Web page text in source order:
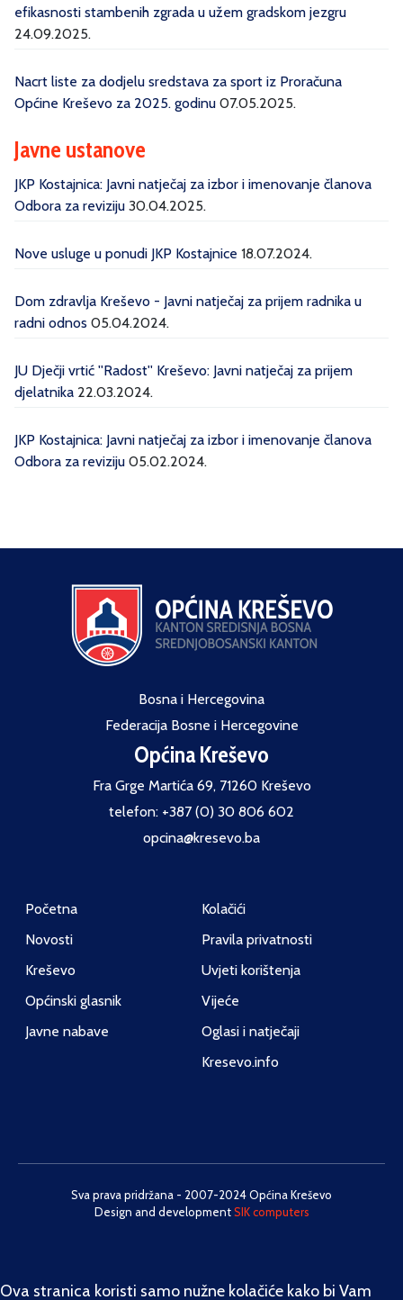
efikasnosti stambenih zgrada u užem gradskom jezgru
24.09.2025.
Nacrt liste za dodjelu sredstava za sport iz Proračuna
Općine Kreševo za 2025. godinu 07.05.2025.
Javne ustanove
JKP Kostajnica: Javni natječaj za izbor i imenovanje članova
Odbora za reviziju 30.04.2025.
Nove usluge u ponudi JKP Kostajnice 18.07.2024.
Dom zdravlja Kreševo - Javni natječaj za prijem radnika u
radni odnos 05.04.2024.
JU Dječji vrtić ''Radost'' Kreševo: Javni natječaj za prijem
djelatnika 22.03.2024.
JKP Kostajnica: Javni natječaj za izbor i imenovanje članova
Odbora za reviziju 05.02.2024.
Bosna i Hercegovina
Federacija Bosne i Hercegovine
Općina Kreševo
Fra Grge Martića 69, 71260 Kreševo
telefon: +387 (0) 30 806 602
opcina@kresevo.ba
Početna
Novosti
Kreševo
Općinski glasnik
Javne nabave
Kolačići
Pravila privatnosti
Uvjeti korištenja
Vijeće
Oglasi i natječaji
Kresevo.info
Sva prava pridržana - 2007-2024 Općina Kreševo
Design and developmentSIK computers
Ova stranica koristi samo nužne kolačiće kako bi Vam